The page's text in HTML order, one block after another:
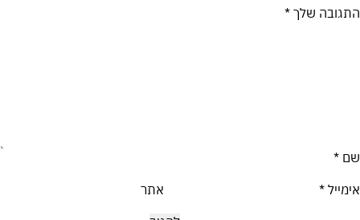
התגובה שלך *
שם *
אימייל * אתר